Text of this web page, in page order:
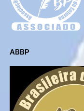
ABBP